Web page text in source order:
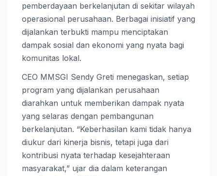
pemberdayaan berkelanjutan di sekitar wilayah
operasional perusahaan. Berbagai inisiatif yang
dijalankan terbukti mampu menciptakan
dampak sosial dan ekonomi yang nyata bagi
komunitas lokal.
CEO MMSGI Sendy Greti menegaskan, setiap
program yang dijalankan perusahaan
diarahkan untuk memberikan dampak nyata
yang selaras dengan pembangunan
berkelanjutan. “Keberhasilan kami tidak hanya
diukur dari kinerja bisnis, tetapi juga dari
kontribusi nyata terhadap kesejahteraan
masyarakat,” ujar dia dalam keterangan